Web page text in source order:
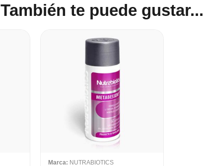
También te puede gustar...
Marca: NUTRABIOTICS